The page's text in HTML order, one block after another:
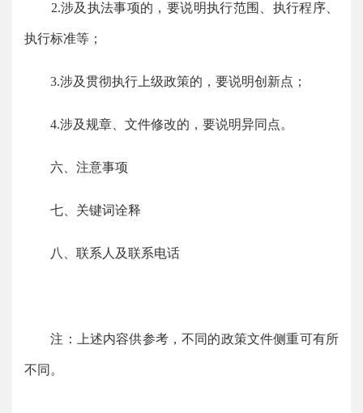
2.涉及执法事项的，要说明执行范围、执行程序、
执行标准等；
3.涉及贯彻执行上级政策的，要说明创新点；
4.涉及规章、文件修改的，要说明异同点。
六、注意事项
七、关键词诠释
八、联系人及联系电话
注：上述内容供参考，不同的政策文件侧重可有所
不同。